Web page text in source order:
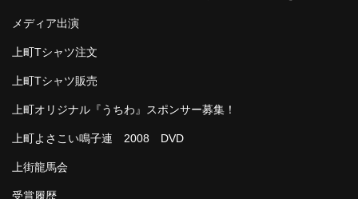
メディア出演
上町Tシャツ注文
上町Tシャツ販売
上町オリジナル『うちわ』スポンサー募集！
上町よさこい鳴子連 2008 DVD
上街龍馬会
受賞履歴